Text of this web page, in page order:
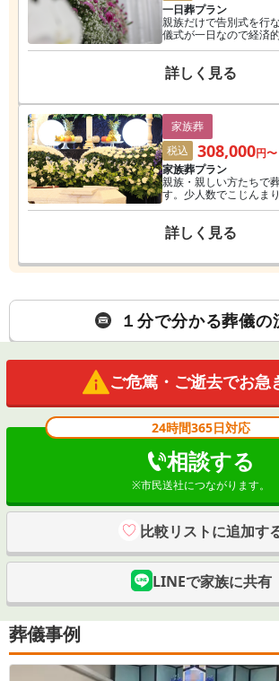
一日葬プラン
親族だけで告別式を行
儀式が一日なので経済
人気
詳しく見る
家族葬
税込
308,000円〜
家族葬プラン
親族・親しい方たちで
す。少人数でこじんま
費用をあまりかけられ
詳しく見る
１分で分かる葬儀の
ご危篤・ご逝去でお急
24時間365日対応
相談する
※市民送社につながります。
比較リストに追加す
LINEで家族に共有
葬儀事例